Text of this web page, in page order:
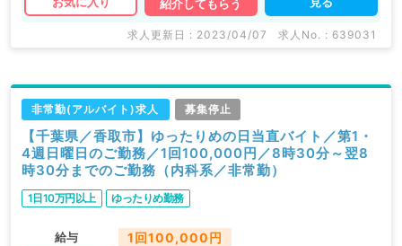
紹介してもらう
求人更新日 : 2023/04/07 求人No. : 639031
非常勤(アルバイト)求人 募集停止
【千葉県／香取市】ゆったりめの日当直バイト／第1・
4週日曜日のご勤務／1回100,000円／8時30分～翌8
時30分までのご勤務（内科系／非常勤）
1日10万円以上 ゆったりめ勤務
給与 1回100,000円